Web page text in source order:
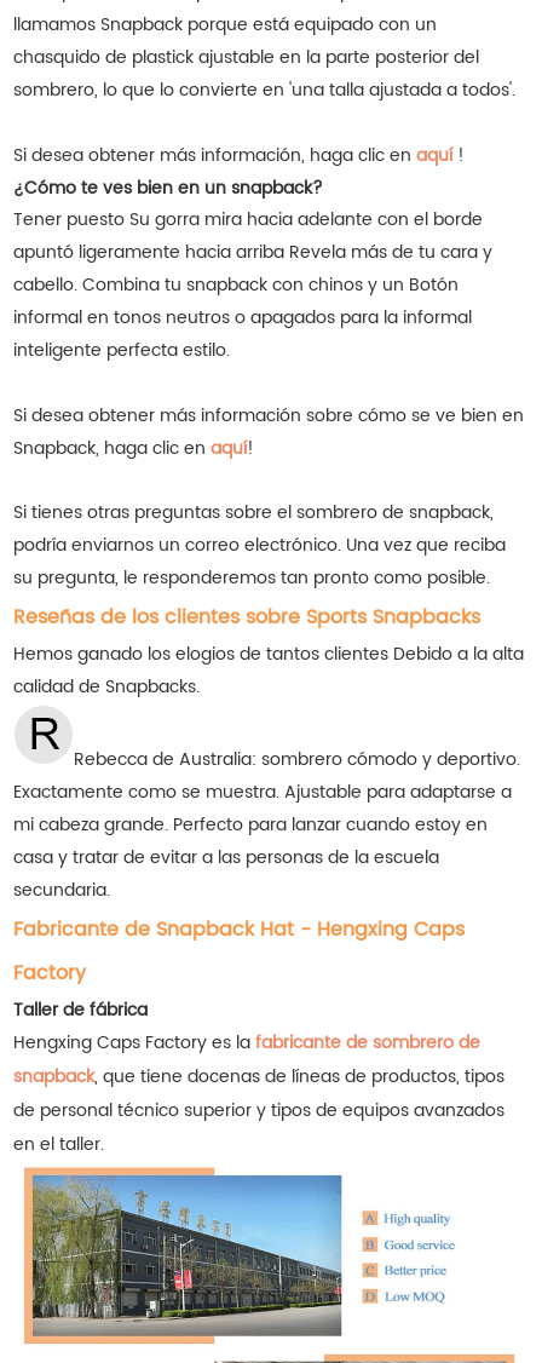
llamamos Snapback porque está equipado con un
chasquido de plastick ajustable en la parte posterior del
sombrero, lo que lo convierte en 'una talla ajustada a todos'.
Si desea obtener más información, haga clic enaquí !
¿Cómo te ves bien en un snapback?
Tener puesto Su gorra mira hacia adelante con el borde
apuntó ligeramente hacia arriba Revela más de tu cara y
cabello. Combina tu snapback con chinos y un Botón
informal en tonos neutros o apagados para la informal
inteligente perfecta estilo.
Si desea obtener más información sobre cómo se ve bien en
Snapback, haga clic enaquí!
Si tienes otras preguntas sobre el sombrero de snapback,
podría enviarnos un correo electrónico. Una vez que reciba
su pregunta, le responderemos tan pronto como posible.
Reseñas de los clientes sobre Sports Snapbacks
Hemos ganado los elogios de tantos clientes Debido a la alta
calidad de Snapbacks.
Rebecca de Australia: sombrero cómodo y deportivo.
Exactamente como se muestra. Ajustable para adaptarse a
mi cabeza grande. Perfecto para lanzar cuando estoy en
casa y tratar de evitar a las personas de la escuela
secundaria.
Fabricante de Snapback Hat - Hengxing Caps
Factory
Taller de fábrica
Hengxing Caps Factory es lafabricante de sombrero de
snapback, que tiene docenas de líneas de productos, tipos
de personal técnico superior y tipos de equipos avanzados
en el taller.